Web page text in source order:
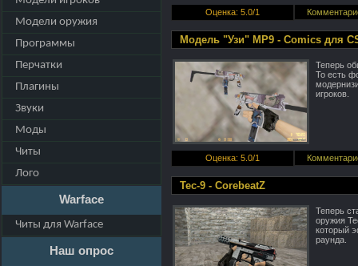
Модели оружия
Программы
Перчатки
Плагины
Звуки
Моды
Читы
Лого
Warface
Читы для Warface
Наш опрос
Оценка: 5.0/1
Модель "Узи" MP9 - Comics для
Теперь
То есть
игроков.
Оценка: 5.0/1
Tec-9 - CorebeatZ
Теперь
оружия
который
раунда.